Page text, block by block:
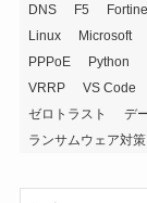
DNS
F5
Linux
Microsoft
PPPoE
Python
VRRP
VS Code
ゼロトラスト
デ
ランサムウェア対策